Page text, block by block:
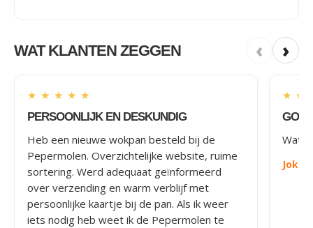
WAT KLANTEN ZEGGEN ‹ ›
★ ★ ★ ★ ★
PERSOONLIJK EN DESKUNDIG
Heb een nieuwe wokpan besteld bij de
Pepermolen. Overzichtelijke website, ruime
sortering. Werd adequaat geïnformeerd
over verzending en warm verblijf met
persoonlijke kaartje bij de pan. Als ik weer
iets nodig heb weet ik de Pepermolen te
★ ★
Wat
Joke